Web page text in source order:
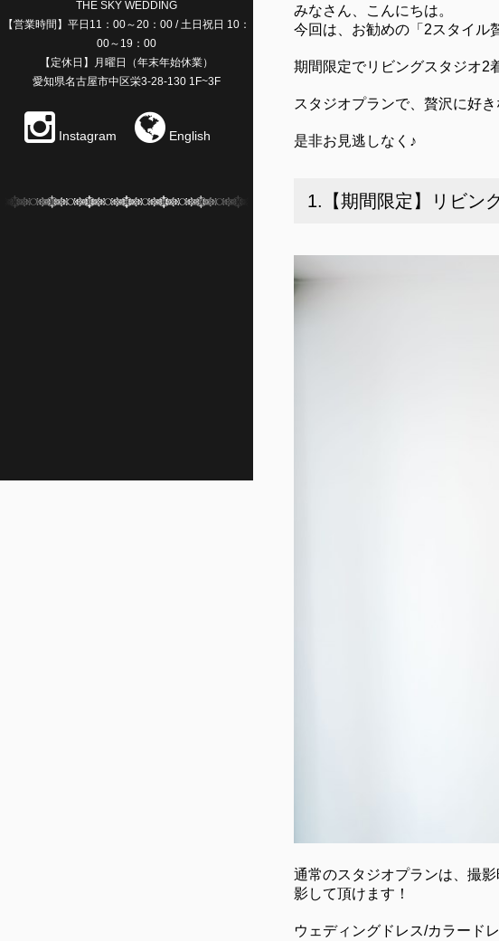
THE SKY WEDDING
【営業時間】平日11：00～20：00 / 土日祝日 10：
00～19：00
【定休日】月曜日（年末年始休業）
愛知県名古屋市中区栄3-28-130 1F~3F
Instagram English
みなさん、こんにちは。
今回は、お勧めの「2スタイル
期間限定でリビングスタジオ2
スタジオプランで、贅沢に好
是非お見逃しなく♪
1.【期間限定】リビン
通常のスタジオプランは、撮
影して頂けます！
ウェディングドレス/カラード